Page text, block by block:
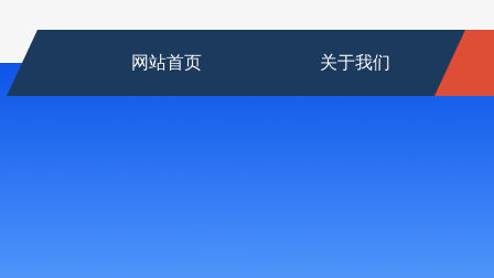
网站首页 关于我们